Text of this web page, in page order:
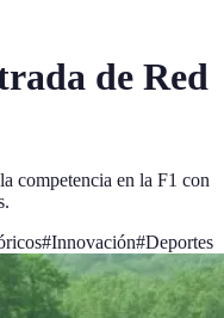
de Red
competencia en la F1 con
#Innovación#Deportes